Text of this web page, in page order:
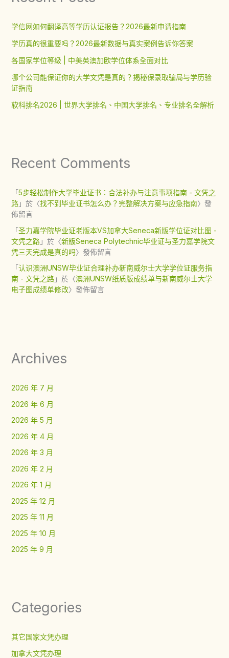
学信网如何翻译高等学历认证报告？2026最新申请指南
学历真的很重要吗？2026最新数据与真实案例告诉你答案
各国家学位等级 | 中美英澳加欧学位体系全面对比
哪个公司能保证你的大学文凭是真的？揭秘保录取骗局与学历验
证指南
软科排名2026 | 世界大学排名、中国大学排名、专业排名全解析
Recent Comments
「5步轻松制作大学毕业证书：合法补办与注意事项指南 - 文凭之
路」於〈找不到毕业证书怎么办？完整解决方案与应急指南〉發
佈留言
「圣力嘉学院毕业证老版本VS加拿大Seneca新版学位证对比图 -
文凭之路」於〈新版Seneca Polytechnic毕业证与圣力嘉学院文
凭三天完成是真的吗〉發佈留言
「认识澳洲UNSW毕业证合理补办新南威尔士大学学位证服务指
南 - 文凭之路」於〈澳洲UNSW纸质版成绩单与新南威尔士大学
电子图成绩单修改〉發佈留言
Archives
2026 年 7 月
2026 年 6 月
2026 年 5 月
2026 年 4 月
2026 年 3 月
2026 年 2 月
2026 年 1 月
2025 年 12 月
2025 年 11 月
2025 年 10 月
2025 年 9 月
Categories
其它国家文凭办理
加拿大文凭办理